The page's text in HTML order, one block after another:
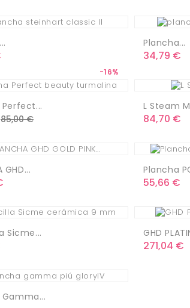
Plancha...
Precio
34,79 €
-16%
Precio
85,00 €
L Steam
Precio
84,70 €
GHD... Plancha
Precio
55,66 €
Sicme... GHD
Precio
271,04 €